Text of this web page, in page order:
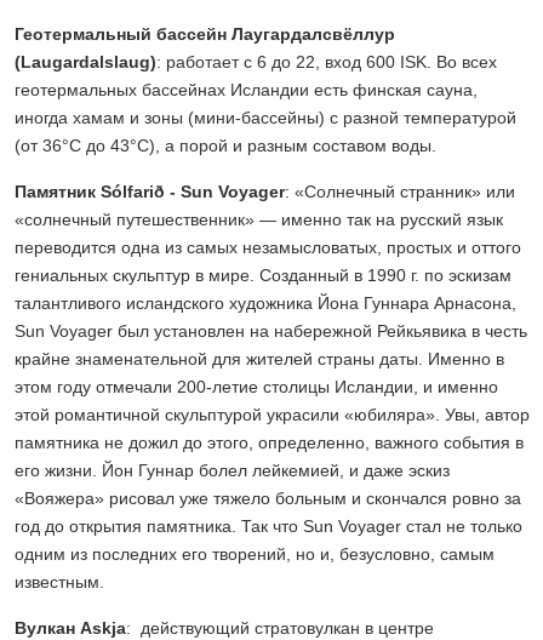
Геотермальный бассейн Лаугардалсвёллур
(Laugardalslaug): работает с 6 до 22, вход 600 ISK. Во всех
геотермальных бассейнах Исландии есть финская сауна,
иногда хамам и зоны (мини-бассейны) с разной температурой
(от 36°С до 43°С), а порой и разным составом воды.
Памятник Sólfarið - Sun Voyager: «Солнечный странник» или
«солнечный путешественник» — именно так на русский язык
переводится одна из самых незамысловатых, простых и оттого
гениальных скульптур в мире. Созданный в 1990 г. по эскизам
талантливого исландского художника Йона Гуннара Арнасона,
Sun Voyager был установлен на набережной Рейкьявика в честь
крайне знаменательной для жителей страны даты. Именно в
этом году отмечали 200-летие столицы Исландии, и именно
этой романтичной скульптурой украсили «юбиляра». Увы, автор
памятника не дожил до этого, определенно, важного события в
его жизни. Йон Гуннар болел лейкемией, и даже эскиз
«Вояжера» рисовал уже тяжело больным и скончался ровно за
год до открытия памятника. Так что Sun Voyager стал не только
одним из последних его творений, но и, безусловно, самым
известным.
Вулкан Askja: действующий стратовулкан в центре